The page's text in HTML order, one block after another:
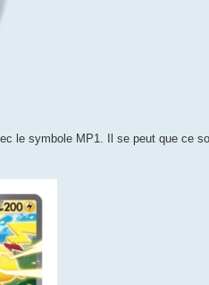
le symbole MP1. Il se peut que ce